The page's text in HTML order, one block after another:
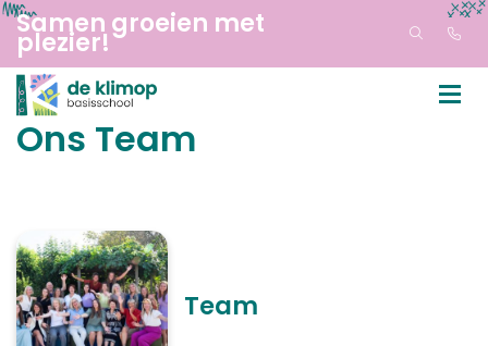
Samen groeien met
plezier!
Ons Team
Team